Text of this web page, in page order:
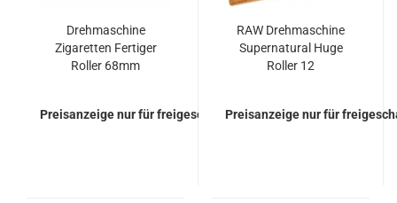
Drehmaschine
Zigaretten Fertiger
Roller 68mm
Preisanzeige nur für freigeschaltete Kunden
RAW Drehmaschine
Supernatural Huge
Roller 12
Preisanzeige nur für